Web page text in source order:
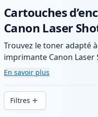
Cartouches
Canon Laser
Trouvez le toner adapté
imprimante Canon Laser
avec notre gamme de
compatibles et haute
d’une qualité
d’une livraison rapide
En savoir plus
Filtres